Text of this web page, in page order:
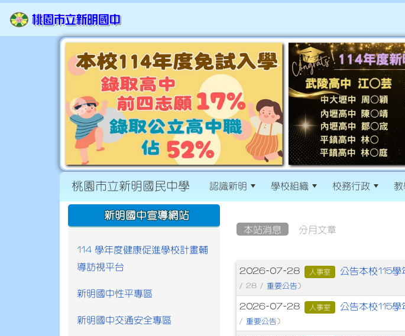
桃園市立新明國民中學 認識新明 學校組織 校務行政 教
本站消息 分月文章
文章列表
2026-07-28 人事室 公告本校115
/ 28 /重要公告 )
2026-07-28 人事室 公告本校115
/重要公告 )
:::
新明國中宣導網站
114 學年度健康促進學校計畫輔
導訪視平台
新明國中性平專區
新明國中交通安全專區